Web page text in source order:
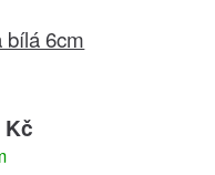
bílá 6cm
Kč